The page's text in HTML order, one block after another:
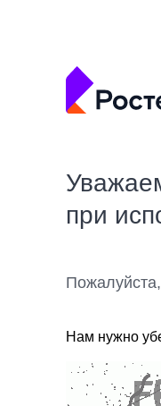
при
Нам нужно